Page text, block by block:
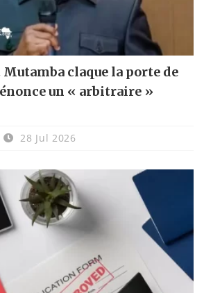
Mutamba claque la porte de
un « arbitraire »
28 Jul 2026